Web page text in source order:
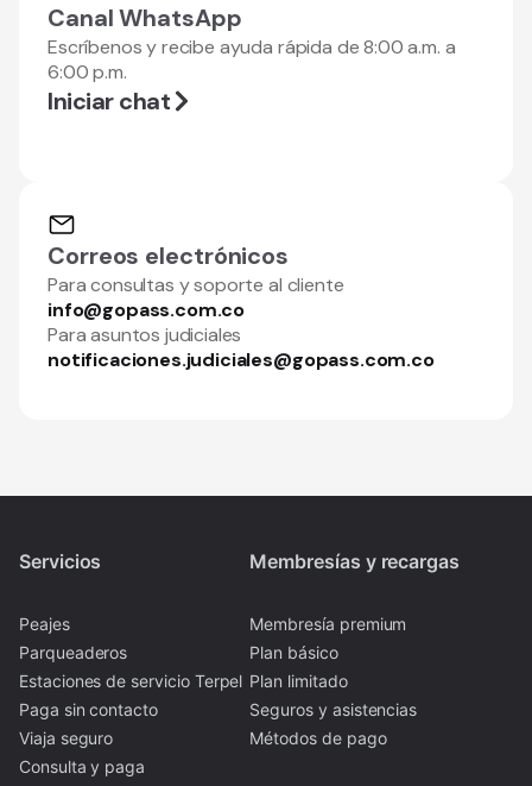
Canal WhatsApp
Escríbenos y recibe ayuda rápida de 8:00 a.m. a
6:00 p.m.
Iniciar chat
Correos electrónicos
Para consultas y soporte al cliente
info@gopass.com.co
Para asuntos judiciales
notificaciones.judiciales@gopass.com.co
Servicios
Peajes
Parqueaderos
Estaciones de servicio Terpel
Paga sin contacto
Viaja seguro
Consulta y paga
Membresías y recargas
Membresía premium
Plan básico
Plan limitado
Seguros y asistencias
Métodos de pago